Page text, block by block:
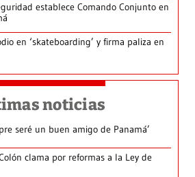
establece Comando Conjunto en
en ‘skateboarding’ y firma paliza en
noticias
seré un buen amigo de Panamá’
clama por reformas a la Ley de